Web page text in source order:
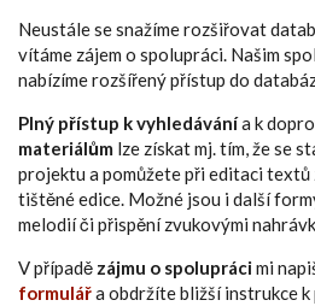
Neustále se snažíme rozšiřovat
vítáme zájem o spolupráci. Našim
nabízíme rozšířený přístup do
Plný přístup k vyhledávánía k
materiálům lze získat mj. tím, že se
projektu a pomůžete při editaci
tištěné edice. Možné jsou i další
melodií či přispění zvukovými
V případě zájmu o spoluprácimi
formulářa obdržíte bližší instrukce k